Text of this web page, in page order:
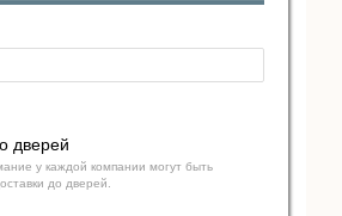
дверей
у каждой компании могут быть
до дверей.